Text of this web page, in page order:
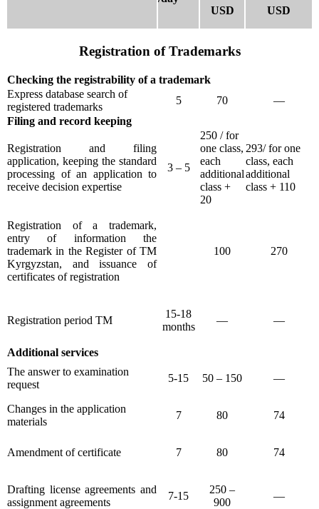
USD
USD
Registration of Trademarks
Checking the registrability of a trademark
Express database search of
registered trademarks
5 70
—
Filing and record keeping
Registration and filing
application, keeping the standard
processing of an application to
receive decision expertise
3 – 5
250 / for
one class,
each
additional
class +
20
293/ for one
class, each
additional
class + 110
Registration of a trademark,
entry of information the
trademark in the Register of TM
Kyrgyzstan, and issuance of
certificates of registration
100 270
Registration period TM
15-18
months
— —
Additional services
The answer to examination
request
5-15 50 – 150 —
Changes in the application
materials
7 80 74
Amendment of certificate 7 80 74
Drafting license agreements and
assignment agreements
7-15
250 –
900
—